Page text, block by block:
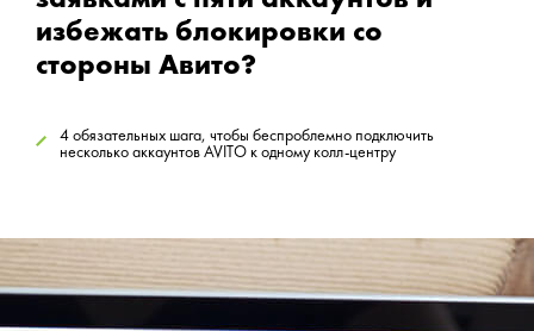
избежать блокировки со
стороны Авито?
4 обязательных шага, чтобы беспроблемно подключить
несколько аккаунтов AVITO к одному колл-центру